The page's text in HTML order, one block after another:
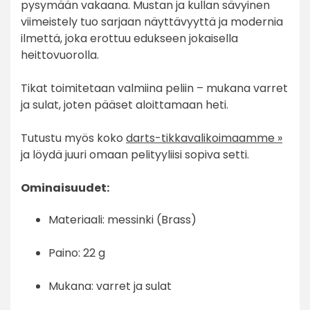
pysymään vakaana. Mustan ja kullan sävyinen
viimeistely tuo sarjaan näyttävyyttä ja modernia
ilmettä, joka erottuu edukseen jokaisella
heittovuorolla.
Tikat toimitetaan valmiina peliin – mukana varret
ja sulat, joten pääset aloittamaan heti.
Tutustu myös koko darts-tikkavalikoimaamme »
ja löydä juuri omaan pelityyliisi sopiva setti.
Ominaisuudet:
Materiaali: messinki (Brass)
Paino: 22 g
Mukana: varret ja sulat